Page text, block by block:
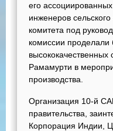
его
инженеров
комитета под
комиссии проделали
Рамамурти в
производства.
Организация 10-й
правительства,
Корпорация Индии,